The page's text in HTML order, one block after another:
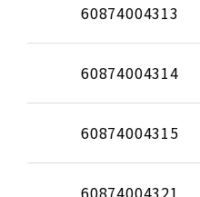
60874004313
60874004314
60874004315
60874004321